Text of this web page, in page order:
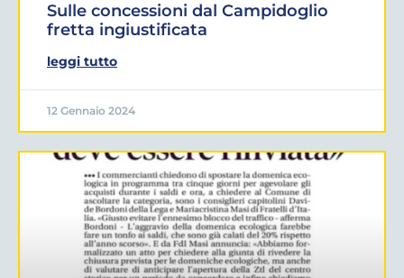
Sulle concessioni dal Campidoglio
fretta ingiustificata
leggi tutto
12 Gennaio 2024